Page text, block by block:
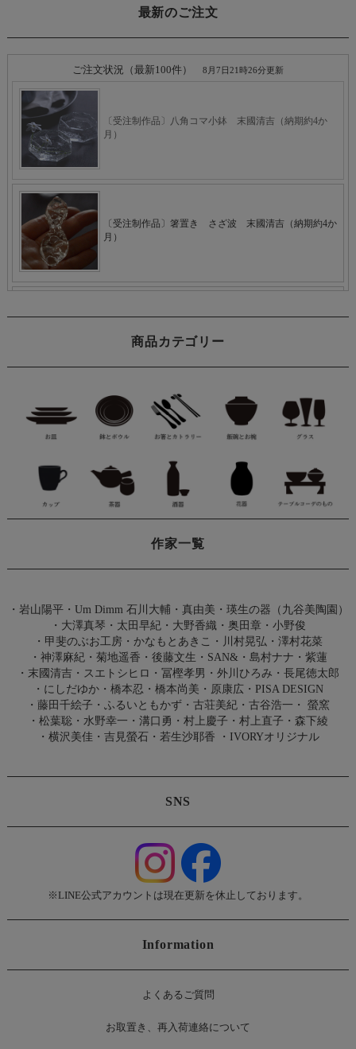
最新のご注文
商品カテゴリー
作家一覧
・ 岩山陽平・ Um Dimm 石川大輔・真由美 ・ 瑛生の器（九谷美陶園）
・ 大澤真琴 ・ 太田早紀 ・ 大野香織 ・ 奥田章 ・ 小野俊
・ 甲斐のぶお工房 ・ かなもとあきこ ・ 川村晃弘 ・ 澤村花菜
・ 神澤麻紀・ 菊地遥香 ・ 後藤文生 ・ SAN&・ 島村ナナ ・ 紫蓮
・ 末國清吉 ・ スエトシヒロ ・ 冨樫孝男 ・ 外川ひろみ ・ 長尾徳太郎
・ にしだゆか ・ 橋本忍 ・ 橋本尚美 ・ 原康広 ・ PISA DESIGN
・ 藤田千絵子 ・ ふるいともかず ・ 古荘美紀 ・ 古谷浩一 ・
螢窯
・ 松葉聡 ・ 水野幸一 ・ 溝口勇 ・ 村上慶子 ・ 村上直子 ・ 森下綾
・ 横沢美佳 ・ 吉見螢石・ 若生沙耶香 ・ IVORYオリジナル
SNS
※LINE公式アカウントは現在更新を休止しております。
Information
よくあるご質問
お取置き、再入荷連絡について